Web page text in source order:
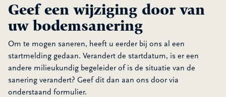
Geef een wijziging door van
uw bodemsanering
Om te mogen saneren, heeft u eerder bij ons al een
startmelding gedaan. Verandert de startdatum, is er een
andere milieukundig begeleider of is de situatie van de
sanering verandert? Geef dit dan aan ons door via
onderstaand formulier.